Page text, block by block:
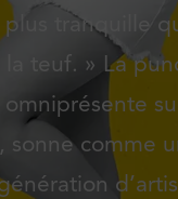
plus tranquille
la teuf. » La
sonne comme